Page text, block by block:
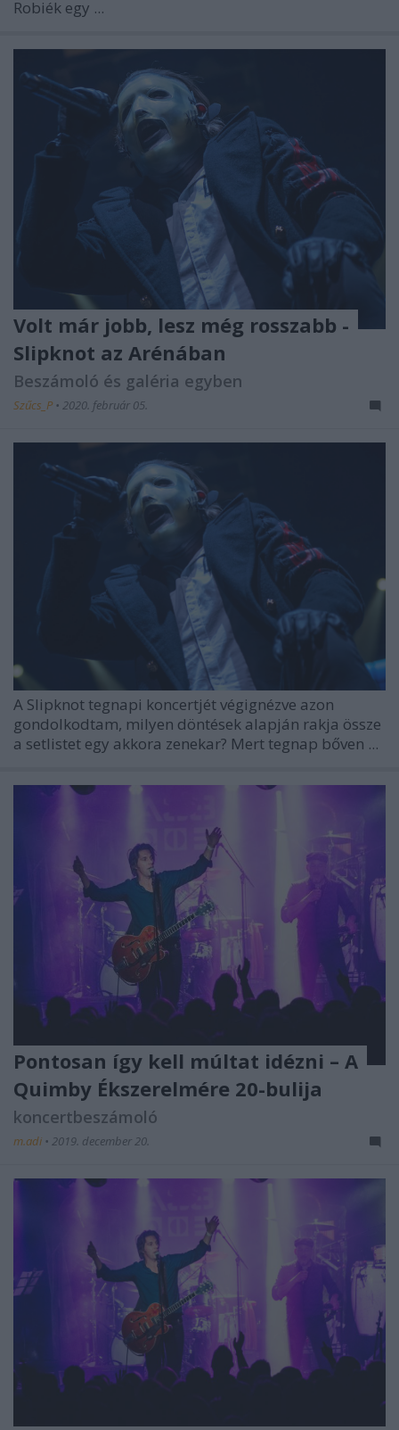
Robiék egy ...
Volt már jobb, lesz még rosszabb -
Slipknot az Arénában
Beszámoló és galéria egyben
Szűcs_P • 2020. február 05.
A Slipknot tegnapi koncertjét végignézve azon
gondolkodtam, milyen döntések alapján rakja össze
a setlistet egy akkora zenekar? Mert tegnap bőven ...
Pontosan így kell múltat idézni – A
Quimby Ékszerelmére 20-bulija
koncertbeszámoló
m.adi • 2019. december 20.